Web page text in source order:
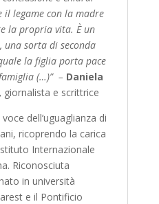
il legame con la madre
la propria vita. È un
sorta di seconda
la figlia porta pace
(…)” – Daniela
giornalista e scrittrice
dell’uguaglianza di
ricoprendo la carica
Internazionale
Riconosciuta
in università
e il Pontificio